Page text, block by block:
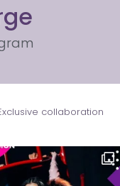
collaboration